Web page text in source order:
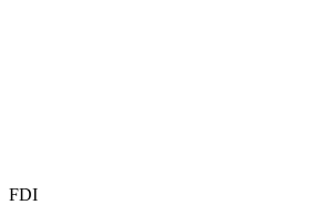
FDI